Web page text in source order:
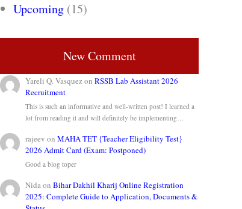
Upcoming (15)
New Comment
Yareli Q. VasquezonRSSB Lab Assistant 2026
Recruitment
This is such an informative and well-written post! I learned a
lot from reading it and will definitely be implementing…
rajeev onMAHA TET {Teacher Eligibility Test}
2026 Admit Card (Exam: Postponed)
Good a blog toper
NidaonBihar Dakhil Kharij Online Registration
2025: Complete Guide to Application, Documents &